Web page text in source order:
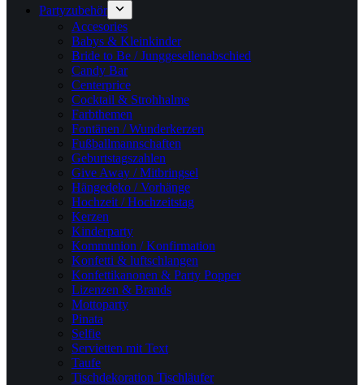
Partyzubehör
Accesories
Babys & Kleinkinder
Bride to Be / Junggesellenabschied
Candy Bar
Centerprice
Cocktail & Strohhalme
Farbthemen
Fontänen / Wunderkerzen
Fußballmannschaften
Geburtstagszahlen
Give Away / Mitbringsel
Hängedeko / Vorhänge
Hochzeit / Hochzeitstag
Kerzen
Kinderparty
Kommunion / Konfirmation
Konfetti & luftschlangen
Konfettikanonen & Party Popper
Lizenzen & Brands
Mottoparty
Pinata
Selfie
Servietten mit Text
Taufe
Tischdekoration Tischläufer